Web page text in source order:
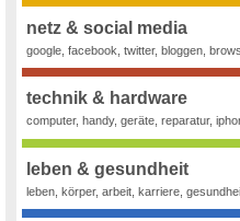
ARCHIV
netz & social media
google, facebook, twitter, bloggen,
technik & hardware
computer, handy, geräte, reparatur,
leben & gesundheit
leben, körper, arbeit, karriere,